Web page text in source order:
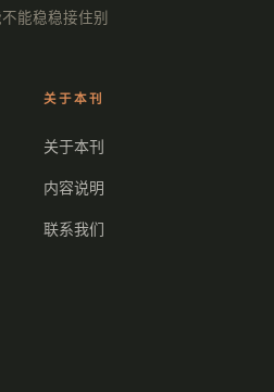
能稳稳接住别
关于本刊
关于本刊
内容说明
联系我们